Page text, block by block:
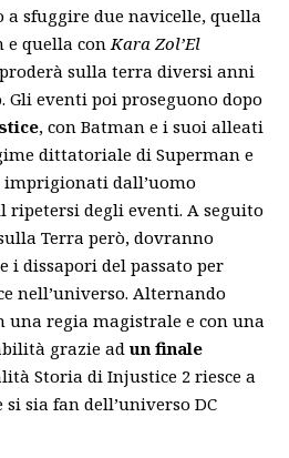
a sfuggire due navicelle, quella
quella con Kara Zol’El
sulla terra diversi anni
Gli eventi poi proseguono dopo
, con Batman e i suoi alleati
dittatoriale di Superman e
dall’uomo
degli eventi. A seguito
Terra però, dovranno
i dissapori del passato per
nell’universo. Alternando
una regia magistrale e con una
grazie ad un finale
Storia di Injustice 2 riesce a
sia fan dell’universo DC